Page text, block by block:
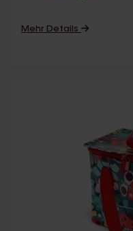
Mehr Details